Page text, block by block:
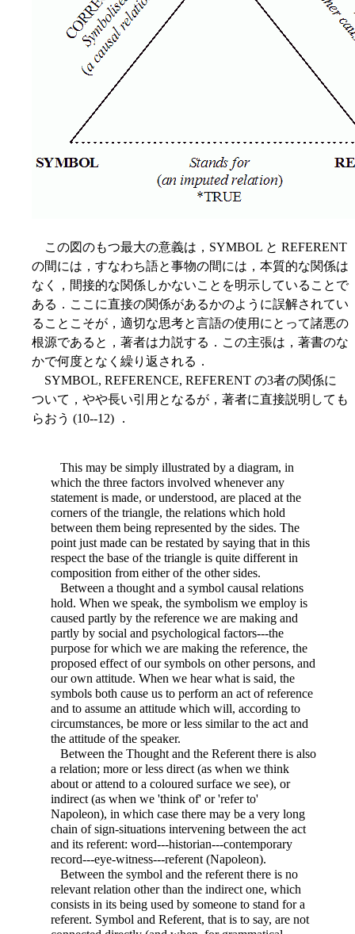
この図のもつ最大の意義は，SYMBOL と REFERENT
の間には，すなわち語と事物の間には，本質的な関係は
なく，間接的な関係しかないことを明示していることで
ある．ここに直接の関係があるかのように誤解されてい
ることこそが，適切な思考と言語の使用にとって諸悪の
根源であると，著者は力説する．この主張は，著書のな
かで何度となく繰り返される．
SYMBOL, REFERENCE, REFERENT の3者の関係に
ついて，やや長い引用となるが，著者に直接説明しても
らおう (10--12) ．
This may be simply illustrated by a diagram, in
which the three factors involved whenever any
statement is made, or understood, are placed at the
corners of the triangle, the relations which hold
between them being represented by the sides. The
point just made can be restated by saying that in this
respect the base of the triangle is quite different in
composition from either of the other sides.
Between a thought and a symbol causal relations
hold. When we speak, the symbolism we employ is
caused partly by the reference we are making and
partly by social and psychological factors---the
purpose for which we are making the reference, the
proposed effect of our symbols on other persons, and
our own attitude. When we hear what is said, the
symbols both cause us to perform an act of reference
and to assume an attitude which will, according to
circumstances, be more or less similar to the act and
the attitude of the speaker.
Between the Thought and the Referent there is also
a relation; more or less direct (as when we think
about or attend to a coloured surface we see), or
indirect (as when we 'think of' or 'refer to'
Napoleon), in which case there may be a very long
chain of sign-situations intervening between the act
and its referent: word---historian---contemporary
record---eye-witness---referent (Napoleon).
Between the symbol and the referent there is no
relevant relation other than the indirect one, which
consists in its being used by someone to stand for a
referent. Symbol and Referent, that is to say, are not